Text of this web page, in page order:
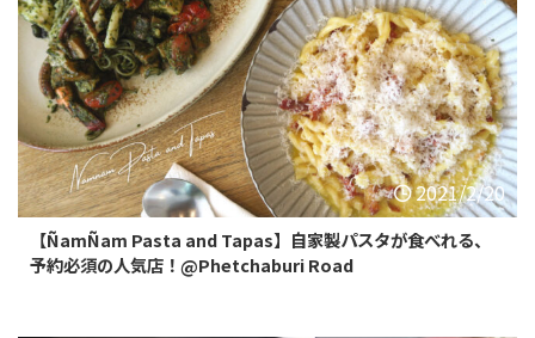
2021/2/20
【ÑamÑam Pasta and Tapas】自家製パスタが食べれる、
予約必須の人気店！@Phetchaburi Road